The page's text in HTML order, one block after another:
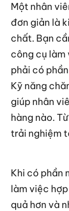
Một nhân
đơn giản là
chất. Bạn
công cụ làm
phải có
Kỹ năng
giúp nhân
hàng nào.
trải nghiệm
Khi có phần
làm việc
quả hơn và